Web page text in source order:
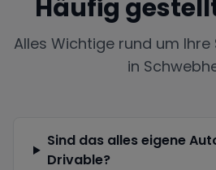
Häufig
Alles Wichtige rund um
in
Sind das alles eigene
Drivable?